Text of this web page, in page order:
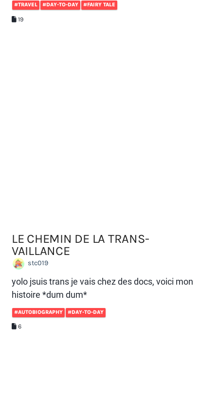
#TRAVEL #DAY-TO-DAY #FAIRY TALE
19
6